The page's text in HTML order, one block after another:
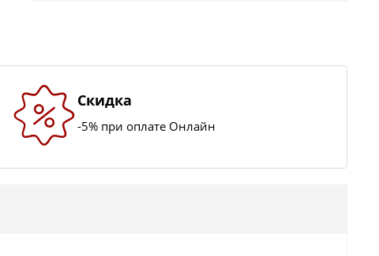
Скидка
-5% при оплате Онлайн